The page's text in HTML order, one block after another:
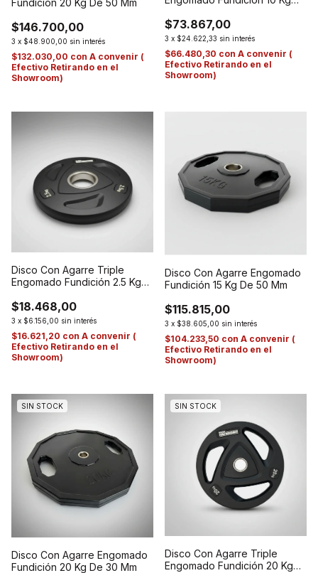
$146.700,00
3 x $48.900,00 sin interés
$132.030,00 con A convenir (
Efectivo Retirando en el
Showroom)
$73.867,00
3 x $24.622,33 sin interés
$66.480,30 con A convenir (
Efectivo Retirando en el
Showroom)
Disco Con Agarre Triple
Engomado Fundición 2.5 Kg
$18.468,00
3 x $6.156,00 sin interés
$16.621,20 con A convenir (
Efectivo Retirando en el
Showroom)
Disco Con Agarre Engomado
Fundición 15 Kg De 50 Mm
$115.815,00
3 x $38.605,00 sin interés
$104.233,50 con A convenir (
Efectivo Retirando en el
Showroom)
SIN STOCK
Disco Con Agarre Engomado
Fundición 20 Kg De 30 Mm
SIN STOCK
Disco Con Agarre Triple
Engomado Fundición 20 Kg